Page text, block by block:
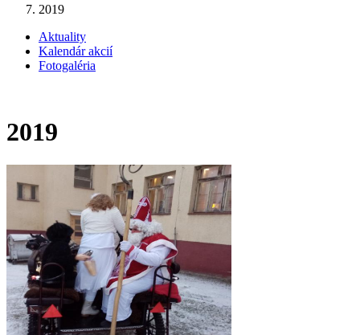
2019
Aktuality
Kalendár akcií
Fotogaléria
2019